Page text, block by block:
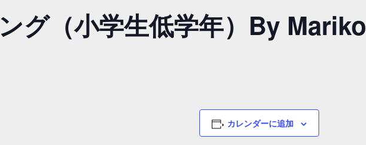
グ（小学生低学年）By Mariko
カレンダーに追加